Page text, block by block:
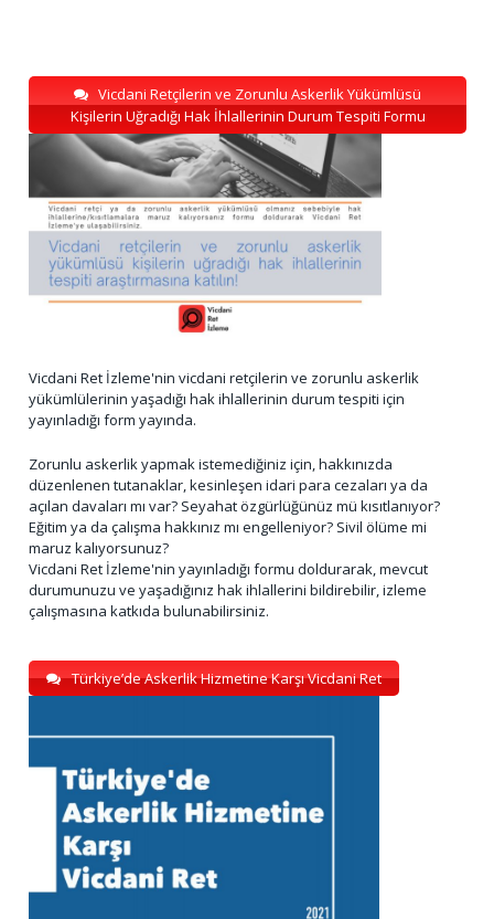
Vicdani Retçilerin ve Zorunlu Askerlik Yükümlüsü
Kişilerin Uğradığı Hak İhlallerinin Durum Tespiti Formu
Vicdani Ret İzleme'nin vicdani retçilerin ve zorunlu askerlik
yükümlülerinin yaşadığı hak ihlallerinin durum tespiti için
yayınladığı form yayında.
Zorunlu askerlik yapmak istemediğiniz için, hakkınızda
düzenlenen tutanaklar, kesinleşen idari para cezaları ya da
açılan davaları mı var? Seyahat özgürlüğünüz mü kısıtlanıyor?
Eğitim ya da çalışma hakkınız mı engelleniyor? Sivil ölüme mi
maruz kalıyorsunuz?
Vicdani Ret İzleme'nin yayınladığı formu doldurarak, mevcut
durumunuzu ve yaşadığınız hak ihlallerini bildirebilir, izleme
çalışmasına katkıda bulunabilirsiniz.
Türkiye’de Askerlik Hizmetine Karşı Vicdani Ret